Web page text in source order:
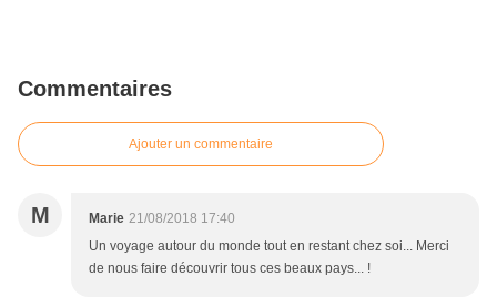
Commentaires
Ajouter un commentaire
M Marie 21/08/2018 17:40
Un voyage autour du monde tout en restant chez soi... Merci
de nous faire découvrir tous ces beaux pays... !